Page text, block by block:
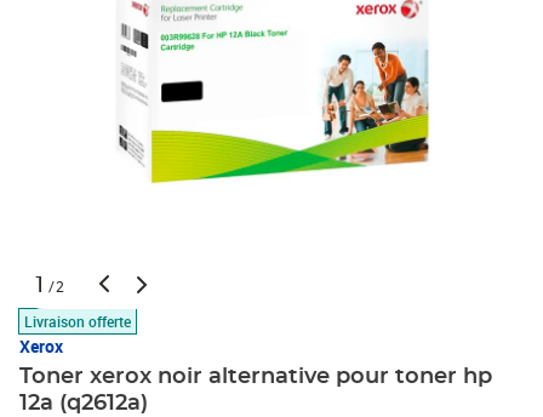
1 /2
Livraison offerte
Xerox
Toner xerox noir alternative pour toner hp
12a (q2612a)